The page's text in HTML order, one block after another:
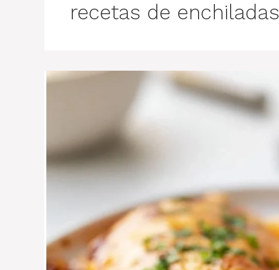
recetas de enchiladas